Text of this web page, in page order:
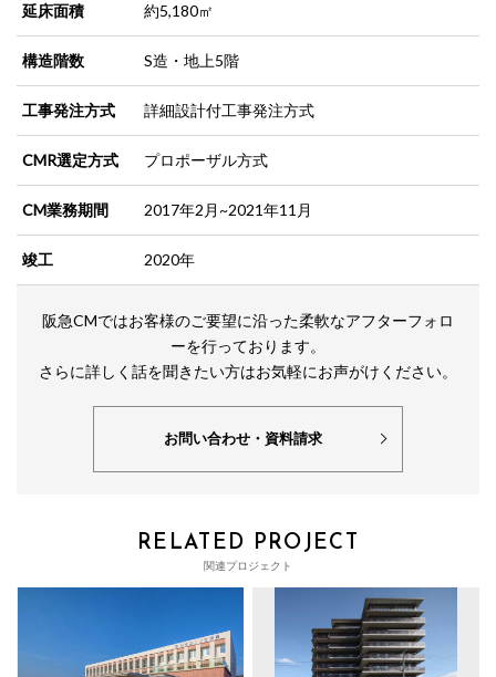
延床面積 約5,180㎡
構造階数 S造・地上5階
工事発注方式 詳細設計付工事発注方式
CMR選定方式 プロポーザル方式
CM業務期間 2017年2月~2021年11月
竣工 2020年
阪急CMではお客様のご要望に沿った柔軟なアフターフォロ
ーを行っております。
さらに詳しく話を聞きたい方はお気軽にお声がけください。
お問い合わせ・資料請求
RELATED PROJECT
関連プロジェクト